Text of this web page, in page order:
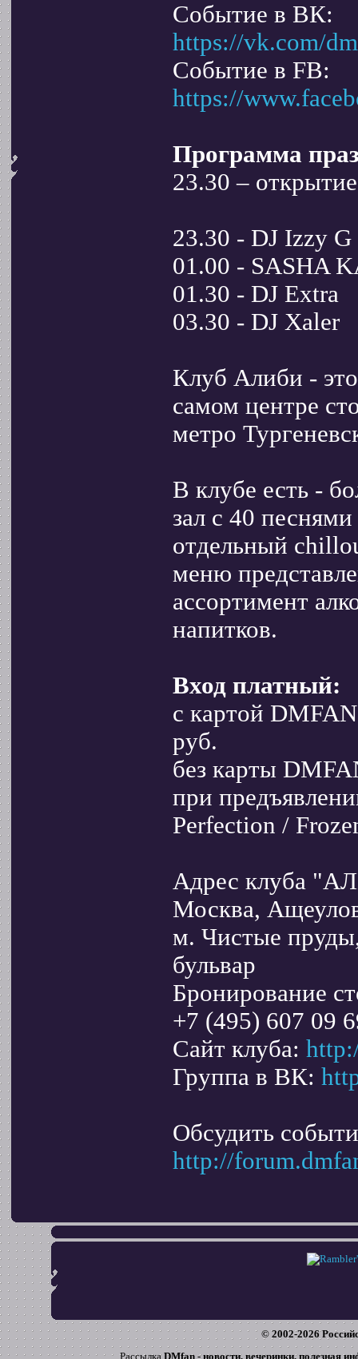
Событие в ВК:
https://vk.com/
Событие в FB:
https://
Программа
23.30 –
23.30 - DJ Izzy G
01.00 - SASHA
01.30 - DJ Extra
03.30 - DJ Xaler
Клуб Алиби -
самом центре
метро
В клубе есть -
зал с 40
отдельный
меню
ассортимент
напитков.
Вход платный:
с картой
руб.
без карты
при
Perfection /
Адрес клуба
Москва,
м. Чистые
бульвар
Бронирование
+7 (495) 607 09
Сайт клуба:
Группа в ВК:
Обсудить
http://
© 2002-2026
Рассылка DMfan - новости, вечеринки, полезная